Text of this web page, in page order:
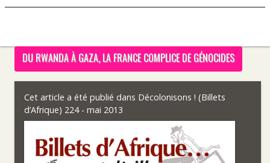
DU RWANDA À GAZA, LA FRANCE COMPLICE DE GÉNOCIDES
Cet article a été publié dans Décolonisons ! (Billets
d’Afrique) 224 - mai 2013